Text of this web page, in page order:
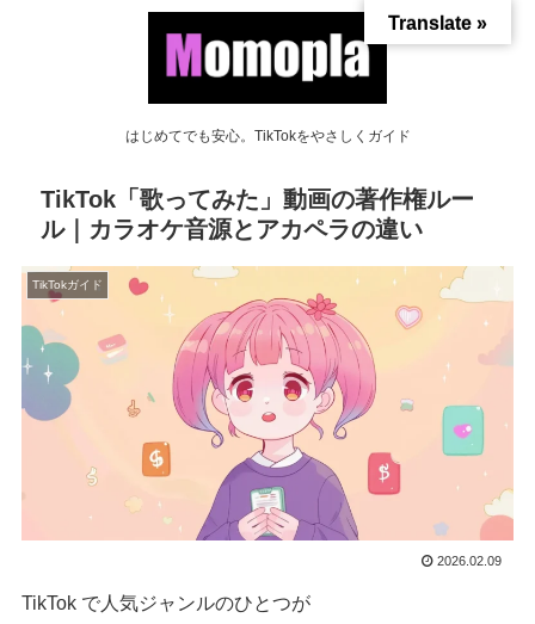
はじめてでも安心。TikTokをやさしくガイド
TikTok「歌ってみた」動画の著作権ルー
ル｜カラオケ音源とアカペラの違い
TikTokガイド
2026.02.09
TikTok で人気ジャンルのひとつが
Translate »